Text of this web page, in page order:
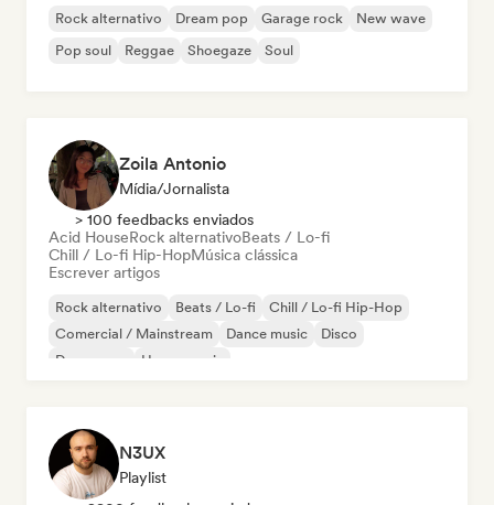
Rock alternativo Dream pop Garage rock
New wave
Pop soul
Reggae Shoegaze Soul
Zoila Antonio
Mídia/Jornalista
> 100 feedbacks enviados
Acid HouseRock alternativoBeats / Lo-fi
Chill / Lo-fi Hip-HopMúsica clássica
Escrever artigos
Rock alternativo Beats / Lo-fi
Chill / Lo-fi Hip-Hop
Comercial / Mainstream
Dance music
Disco
Dream pop
House music
N3UX
Playlist